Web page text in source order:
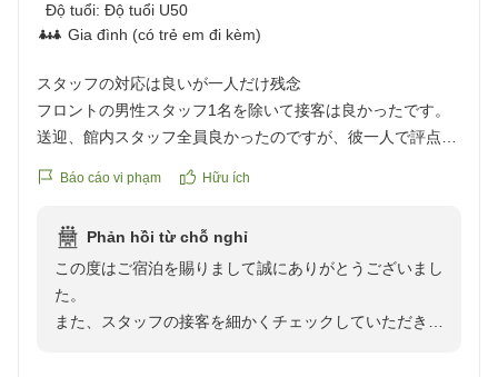
Độ tuổi: Độ tuổi U50
Gia đình (có trẻ em đi kèm)
スタッフの対応は良いが一人だけ残念
フロントの男性スタッフ1名を除いて接客は良かったです。
送迎、館内スタッフ全員良かったのですが、彼一人で評点下
クチコミの詳細はこちらから
reviewId=33123478367171
Báo cáo vi phạm Hữu ích
Phản hồi từ chỗ nghỉ
この度はご宿泊を賜りまして誠にありがとうございまし
た。
また、スタッフの接客を細かくチェックしていただきあ